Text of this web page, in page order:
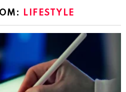
LIFESTYLE